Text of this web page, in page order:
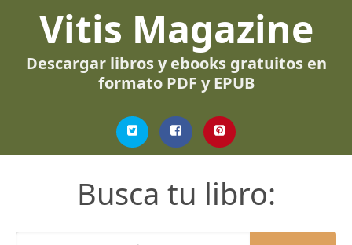
Vitis Magazine
Descargar libros y ebooks gratuitos en
formato PDF y EPUB
Busca tu libro: